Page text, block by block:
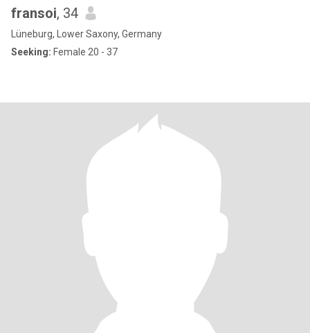
fransoi, 34
Lüneburg, Lower Saxony, Germany
Seeking: Female 20 - 37